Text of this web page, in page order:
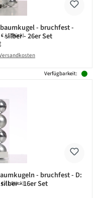
- bruchfest -
silber - 26er Set
/ 1 Stück)
Preis:
Verfügbarkeit:
- bruchfest - D:
- 16er Set
/ 1 Stück)
Preis: